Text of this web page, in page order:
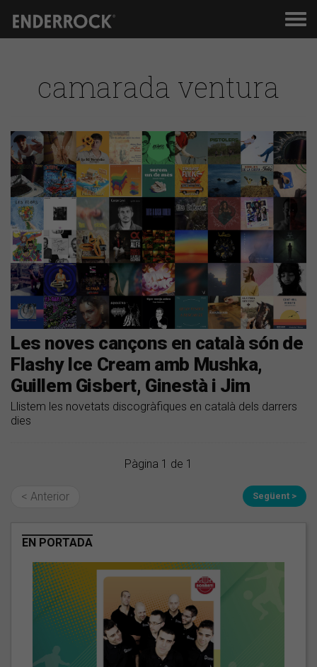
camarada ventura
Les noves cançons en català són de
Flashy Ice Cream amb Mushka,
Guillem Gisbert, Ginestà i Jim
Llistem les novetats discogràfiques en català dels darrers
dies
Pàgina 1 de 1
< Anterior Següent >
EN PORTADA